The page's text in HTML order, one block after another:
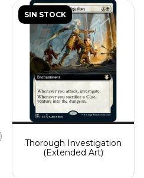
SIN STOCK
Thorough Investigation
(Extended Art)